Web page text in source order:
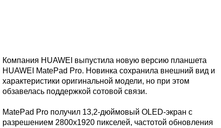
Компания HUAWEI выпустила новую версию планшета
HUAWEI MatePad Pro. Новинка сохранила внешний вид и
характеристики оригинальной модели, но при этом
обзавелась поддержкой сотовой связи.
MatePad Pro получил 13,2-дюймовый OLED-экран с
разрешением 2800x1920 пикселей, частотой обновления